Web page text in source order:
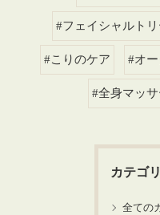
#フェイシャルト
#こりのケア #オ
#全身マッ
カテゴ
全ての